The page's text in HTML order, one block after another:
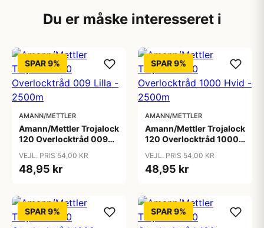
Du er måske interesseret i
SPAR 9%
AMANN/METTLER
Amann/Mettler Trojalock
120 Overlocktråd 009
VEJL. PRIS 54,00 KR
48,95 kr
SPAR 9%
AMANN/METTLER
Amann/Mettler Trojalock
120 Overlocktråd 1000
VEJL. PRIS 54,00 KR
48,95 kr
SPAR 9% SPAR 9%